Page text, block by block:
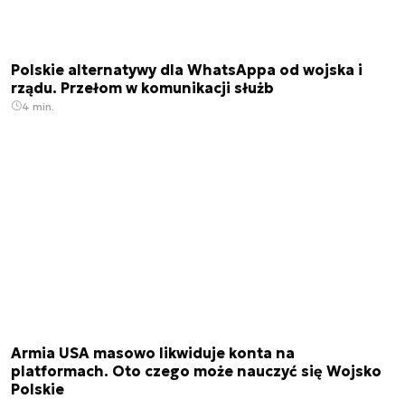
Polskie alternatywy dla WhatsAppa od wojska i
rządu. Przełom w komunikacji służb
4 min.
Armia USA masowo likwiduje konta na
platformach. Oto czego może nauczyć się Wojsko
Polskie